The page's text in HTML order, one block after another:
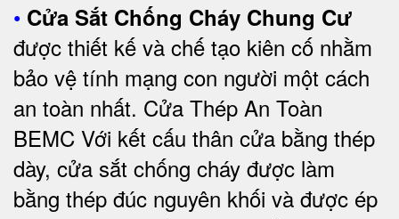
• Cửa Sắt Chống Cháy Chung Cư
được thiết kế và chế tạo kiên cố nhằm
bảo vệ tính mạng con người một cách
an toàn nhất. Cửa Thép An Toàn
BEMC Với kết cấu thân cửa bằng thép
dày, cửa sắt chống cháy được làm
bằng thép đúc nguyên khối và được ép